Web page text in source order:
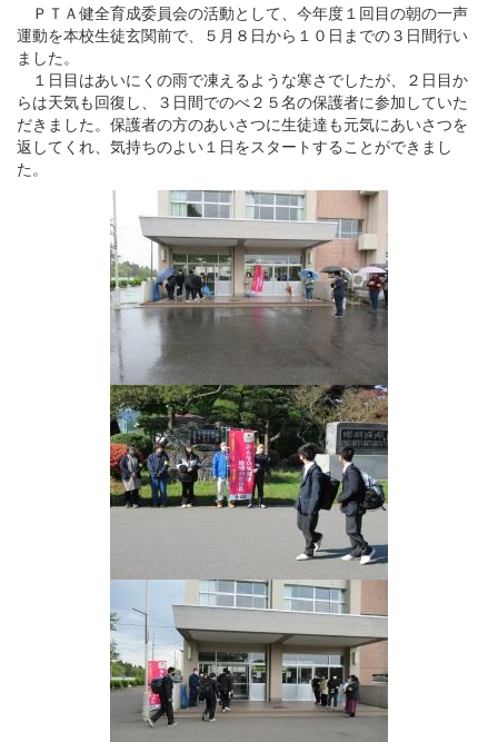
ＰＴＡ健全育成委員会の活動として、今年度１回目の朝の一声
運動を本校生徒玄関前で、５月８日から１０日までの３日間行い
ました。
１日目はあいにくの雨で凍えるような寒さでしたが、２日目か
らは天気も回復し、３日間でのべ２５名の保護者に参加していた
だきました。保護者の方のあいさつに生徒達も元気にあいさつを
返してくれ、気持ちのよい１日をスタートすることができまし
た。